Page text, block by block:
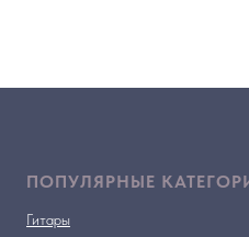
ПОПУЛЯРНЫЕ
Гитары